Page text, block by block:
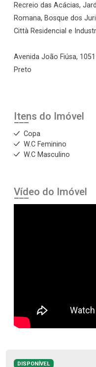
Recreio das Acácias,
Romana, Bosque dos
Città Residencial e
Avenida João Fiúsa,
Preto
Itens do Imóvel
Copa
W.C Feminino
W.C Masculino
Vídeo do Imóvel
DISPONÍVEL